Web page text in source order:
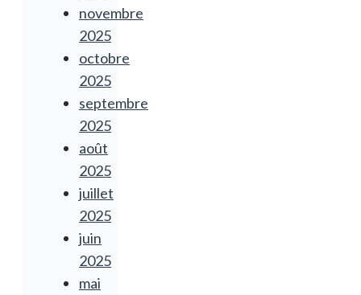
novembre
2025
octobre
2025
septembre
2025
août
2025
juillet
2025
juin
2025
mai